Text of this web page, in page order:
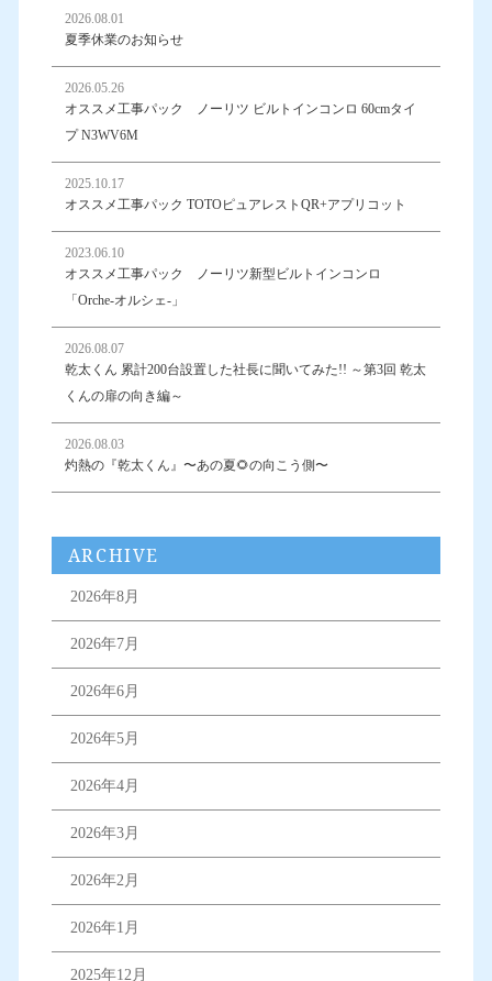
2026.08.01
夏季休業のお知らせ
2026.05.26
オススメ工事パック ノーリツ ビルトインコンロ 60cmタイ
プ N3WV6M
2025.10.17
オススメ工事パック TOTOピュアレストQR+アプリコット
2023.06.10
オススメ工事パック ノーリツ新型ビルトインコンロ
「Orche-オルシェ-」
2026.08.07
乾太くん 累計200台設置した社長に聞いてみた!! ～第3回 乾太
くんの扉の向き編～
2026.08.03
灼熱の『乾太くん』〜あの夏🌻の向こう側〜
ARCHIVE
2026年8月
2026年7月
2026年6月
2026年5月
2026年4月
2026年3月
2026年2月
2026年1月
2025年12月